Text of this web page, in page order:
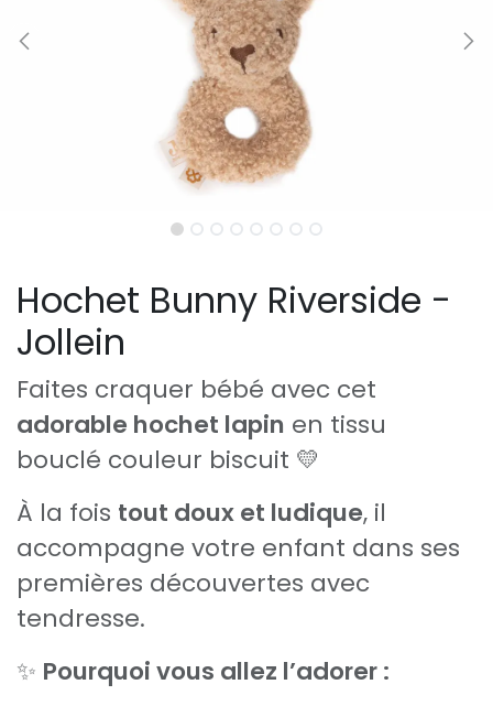
Hochet Bunny Riverside -
Jollein
Faites craquer bébé avec cet
adorable hochet lapin en tissu
bouclé couleur biscuit 💛
À la fois tout doux et ludique, il
accompagne votre enfant dans ses
premières découvertes avec
tendresse.
✨ Pourquoi vous allez l’adorer :